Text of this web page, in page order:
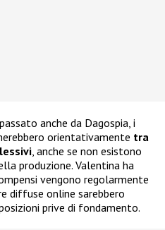
anche da Dagospia, i
orientativamente tra
, anche se non esistono
produzione. Valentina ha
vengono regolarmente
diffuse online sarebbero
prive di fondamento.